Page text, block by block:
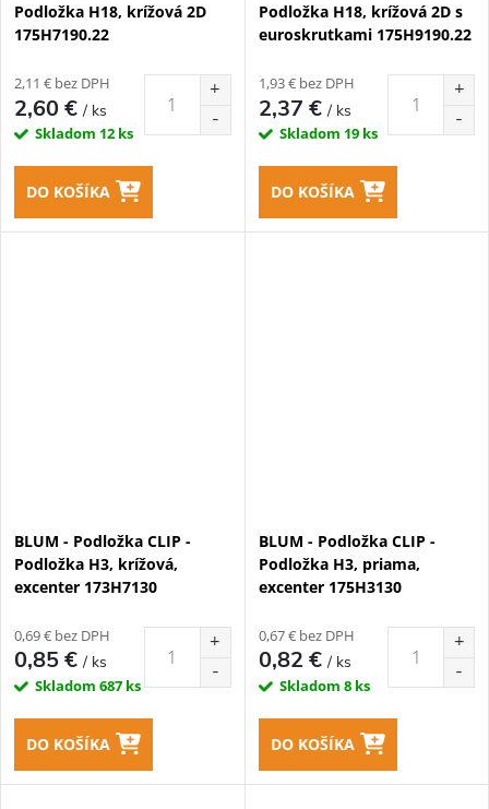
Podložka H18, krížová 2D
175H7190.22
2,11 € bez DPH
2,60 €/ ks
Skladom 12 ks
DO KOŠÍKA
Podložka H18, krížová 2D s
euroskrutkami 175H9190.22
1,93 € bez DPH
2,37 €/ ks
Skladom 19 ks
DO KOŠÍKA
BLUM - Podložka CLIP -
Podložka H3, krížová,
excenter 173H7130
0,69 € bez DPH
0,85 €/ ks
Skladom 687 ks
DO KOŠÍKA
BLUM - Podložka CLIP -
Podložka H3, priama,
excenter 175H3130
0,67 € bez DPH
0,82 €/ ks
Skladom 8 ks
DO KOŠÍKA